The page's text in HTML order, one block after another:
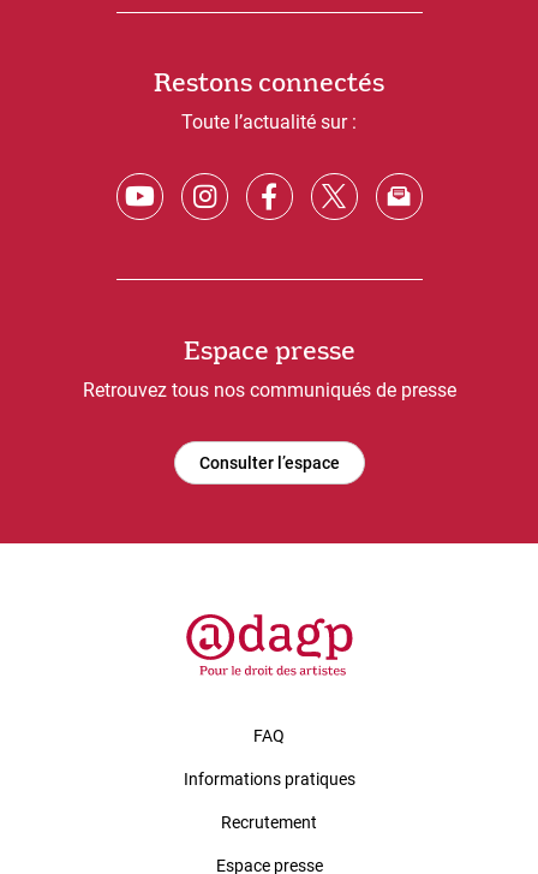
Restons connectés
Toute l’actualité sur :
Espace presse
Retrouvez tous nos communiqués de presse
Consulter l’espace
FAQ
Informations pratiques
Recrutement
Espace presse